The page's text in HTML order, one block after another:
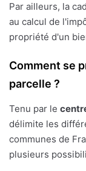
Par ailleurs, la
au calcul de
propriété d'un
Comment se
parcelle ?
Tenu par le
délimite les
communes de
plusieurs